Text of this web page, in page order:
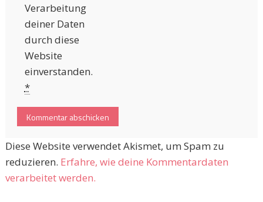
Verarbeitung
deiner Daten
durch diese
Website
einverstanden.
*
Diese Website verwendet Akismet, um Spam zu
reduzieren. Erfahre, wie deine Kommentardaten
verarbeitet werden.